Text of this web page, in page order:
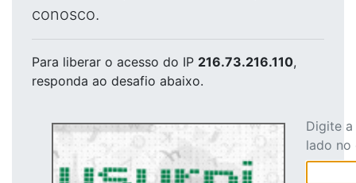
conosco.
Para liberar o acesso do IP 216.73.216.110,
responda ao desafio abaixo.
Digite
lado no